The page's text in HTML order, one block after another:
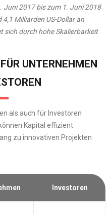
Juni 2017 bis zum 1. Juni 2018
Milliarden US-Dollar an
sich durch hohe Skalierbarkeit
UNTERNEHMEN
als auch für Investoren
Kapital effizient
zu innovativen Projekten
Investoren